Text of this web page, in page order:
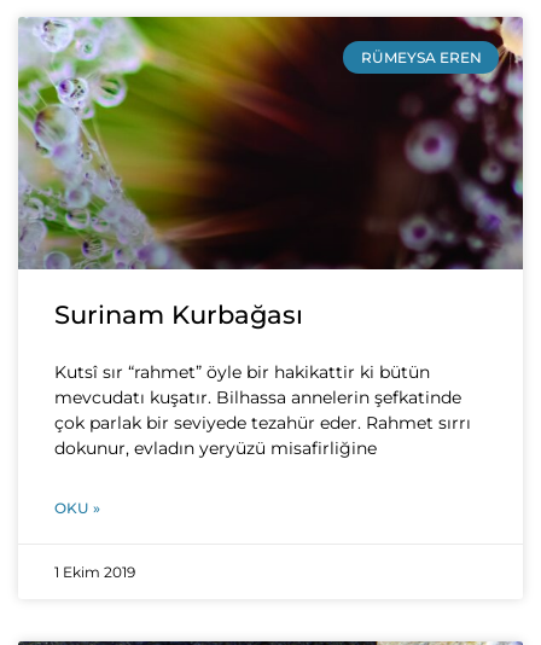
RÜMEYSA EREN
Surinam Kurbağası
Kutsî sır “rahmet” öyle bir hakikattir ki bütün
mevcudatı kuşatır. Bilhassa annelerin şefkatinde
çok parlak bir seviyede tezahür eder. Rahmet sırrı
dokunur, evladın yeryüzü misafirliğine
OKU »
1 Ekim 2019